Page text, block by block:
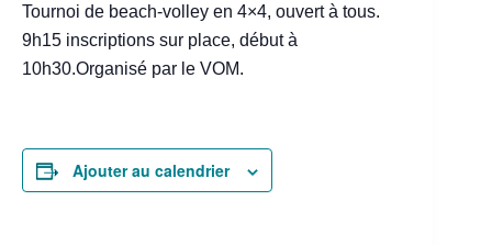
Tournoi de beach-volley en 4×4, ouvert à tous.
9h15 inscriptions sur place, début à
10h30.Organisé par le VOM.
Ajouter au calendrier